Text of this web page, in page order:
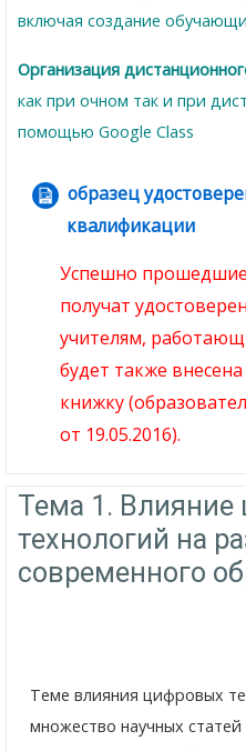
включая создание
Организация
как при очном так и при
помощью Google Class
образец
квалификации
Успешно
получат
учителям,
будет также
книжку
от 19.05.2016).
Тема 1.
технологий на
современного
Теме влияния цифровых
множество научных